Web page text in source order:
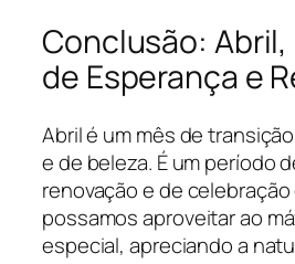
Conclusão: Abril,
de Esperança e
Abril é um mês de
e de beleza. É um período
renovação e de celebração
possamos aproveitar ao
especial, apreciando a